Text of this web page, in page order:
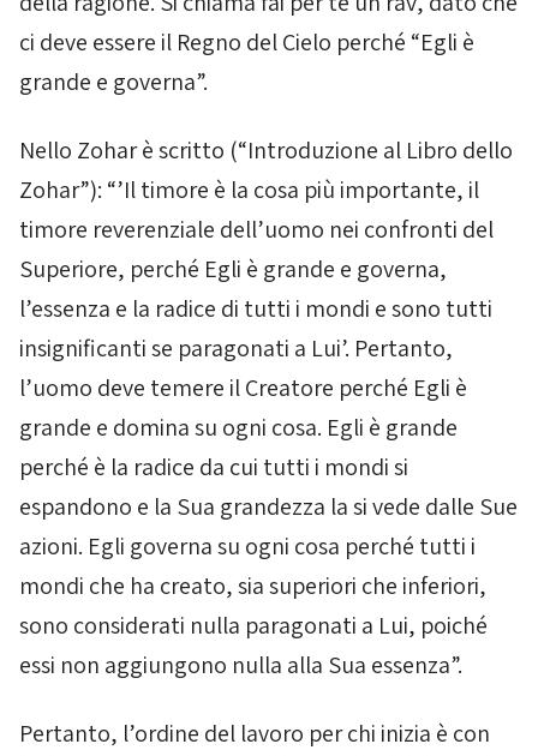
ci deve essere il Regno del Cielo perché “Egli è
grande e governa”.
Nello Zoharè scritto (“Introduzione al Libro dello
Zohar”): “’Il timore è la cosa più importante, il
timore reverenziale dell’uomo nei confronti del
Superiore, perché Egli è grande e governa,
l’essenza e la radice di tutti i mondi e sono tutti
insignificanti se paragonati a Lui’. Pertanto,
l’uomo deve temere il Creatore perché Egli è
grande e domina su ogni cosa. Egli è grande
perché è la radice da cui tutti i mondi si
espandono e la Sua grandezza la si vede dalle Sue
azioni. Egli governa su ogni cosa perché tutti i
mondi che ha creato, sia superiori che inferiori,
sono considerati nulla paragonati a Lui, poiché
essi non aggiungono nulla alla Sua essenza”.
Pertanto, l’ordine del lavoro per chi inizia è con